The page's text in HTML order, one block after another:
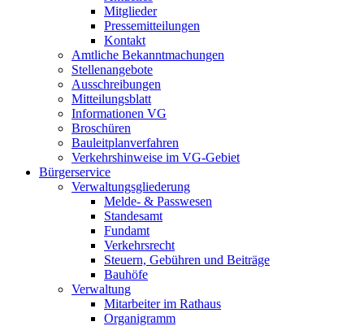
Mitglieder
Pressemitteilungen
Kontakt
Amtliche Bekanntmachungen
Stellenangebote
Ausschreibungen
Mitteilungsblatt
Informationen VG
Broschüren
Bauleitplanverfahren
Verkehrshinweise im VG-Gebiet
Bürgerservice
Verwaltungsgliederung
Melde- & Passwesen
Standesamt
Fundamt
Verkehrsrecht
Steuern, Gebühren und Beiträge
Bauhöfe
Verwaltung
Mitarbeiter im Rathaus
Organigramm